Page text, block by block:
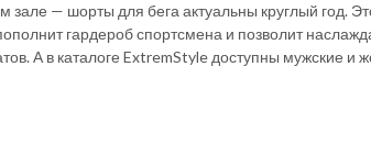
зале — шорты для бега актуальны круглый год.
гардероб спортсмена и позволит
А в каталоге ExtremStyle доступны мужские и